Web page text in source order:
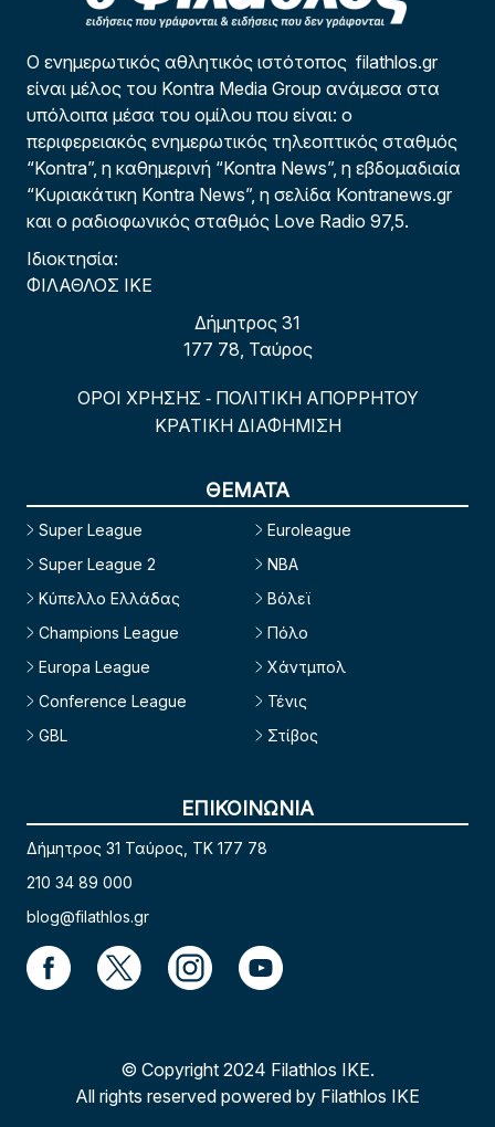
Ο ενημερωτικός αθλητικός ιστότοπος filathlos.gr
είναι μέλος του Kontra Media Group ανάμεσα στα
υπόλοιπα μέσα του ομίλου που είναι: ο
περιφερειακός ενημερωτικός τηλεοπτικός σταθμός
“Kontra”, η καθημερινή “Kontra News”, η εβδομαδιαία
“Κυριακάτικη Kontra News”, η σελίδα Kontranews.gr
και ο ραδιοφωνικός σταθμός Love Radio 97,5.
Ιδιοκτησία:
ΦΙΛΑΘΛΟΣ ΙΚΕ
Δήμητρος 31
177 78, Ταύρος
ΟΡΟΙ ΧΡΗΣΗΣ - ΠΟΛΙΤΙΚΗ ΑΠΟΡΡΗΤΟΥ
ΚΡΑΤΙΚΗ ΔΙΑΦΗΜΙΣΗ
ΘΕΜΑΤΑ
Super League
Super League 2
Κύπελλο Ελλάδας
Champions League
Europa League
Conference League
GBL
Euroleague
NBA
Βόλεϊ
Πόλο
Χάντμπολ
Τένις
Στίβος
ΕΠΙΚΟΙΝΩΝΙΑ
Δήμητρος 31 Ταύρος, TK 177 78
210 34 89 000
blog@filathlos.gr
© Copyright 2024 Filathlos ΙΚΕ.
All rights reserved powered by Filathlos ΙΚΕ